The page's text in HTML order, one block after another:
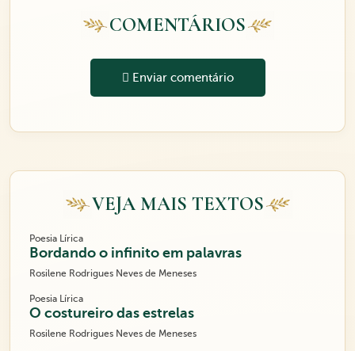
COMENTÁRIOS
Enviar comentário
VEJA MAIS TEXTOS
Poesia Lírica
Bordando o infinito em palavras
Rosilene Rodrigues Neves de Meneses
Poesia Lírica
O costureiro das estrelas
Rosilene Rodrigues Neves de Meneses